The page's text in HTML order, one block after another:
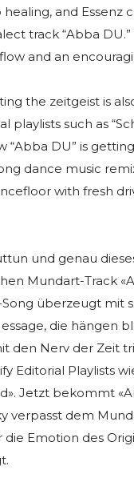
healing, and
track “Abba
and an
the zeitgeist is
playlists such as
“Abba DU” is
dance music
with fresh
und genau
Mundart-Track
überzeugt mit
die hängen
den Nerv der Zeit
Editorial Playlists
Jetzt bekommt
verpasst dem
die Emotion des